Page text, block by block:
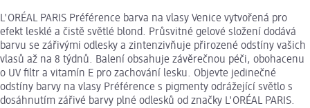
L'ORÉAL PARIS Préférence barva na vlasy Venice vytvořená pro
efekt lesklé a čistě světlé blond. Průsvitné gelové složení dodává
barvu se zářivými odlesky a zintenzivňuje přirozené odstíny vašich
vlasů až na 8 týdnů. Balení obsahuje závěrečnou péči, obohacenu
o UV filtr a vitamín E pro zachování lesku. Objevte jedinečné
odstíny barvy na vlasy Préférence s pigmenty odrážející světlo s
dosáhnutím zářivé barvy plné odlesků od značky L'ORÉAL PARIS.